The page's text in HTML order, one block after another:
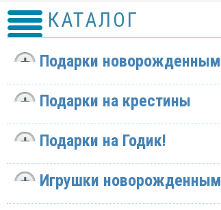
КАТАЛОГ
Подарки новорожденным
Подарки на крестины
Подарки на Годик!
Игрушки новорожденным